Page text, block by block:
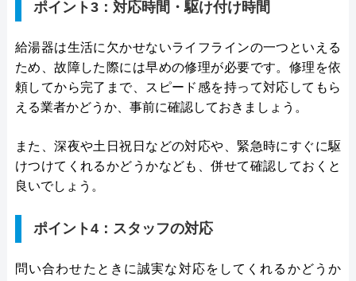
ポイント3：対応時間・駆け付け時間
給湯器は生活に欠かせないライフラインの一つといえる
ため、故障した際には早めの修理が必要です。修理を依
頼してから完了まで、スピード感を持って対応してもら
える業者かどうか、事前に確認しておきましょう。
また、深夜や土日祝日などの対応や、緊急時にすぐに駆
けつけてくれるかどうかなども、併せて確認しておくと
良いでしょう。
ポイント4：スタッフの対応
問い合わせたときに誠実な対応をしてくれるかどうか